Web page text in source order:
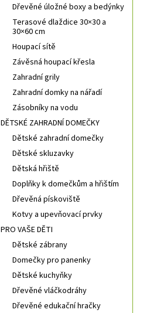
Dřevěné úložné boxy a bedýnky
Terasové dlaždice 30×30 a
30×60 cm
Houpací sítě
Závěsná houpací křesla
Zahradní grily
Zahradní domky na nářadí
Zásobníky na vodu
DĚTSKÉ ZAHRADNÍ DOMEČKY
Dětské zahradní domečky
Dětské skluzavky
Dětská hřiště
Doplňky k domečkům a hřištím
Dřevěná pískoviště
Kotvy a upevňovací prvky
PRO VAŠE DĚTI
Dětské zábrany
Domečky pro panenky
Dětské kuchyňky
Dřevěné vláčkodráhy
Dřevěné edukační hračky